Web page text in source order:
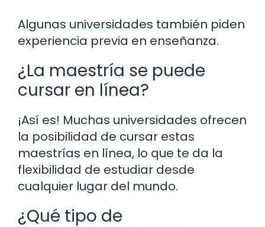
Algunas universidades también piden
experiencia previa en enseñanza.
¿La maestría se puede
cursar en línea?
¡Así es! Muchas universidades ofrecen
la posibilidad de cursar estas
maestrías en línea, lo que te da la
flexibilidad de estudiar desde
cualquier lugar del mundo.
¿Qué tipo de